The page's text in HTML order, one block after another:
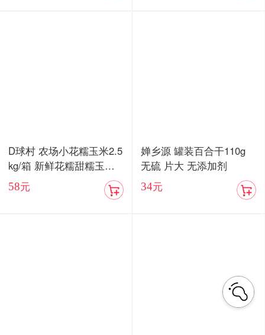
D球村 农场小花糯玉米2.5
kg/箱 新鲜花糯甜糯玉米
棒真空
58元
婵乡源 罐装百合干110g
无硫 片大 无添加剂
34元